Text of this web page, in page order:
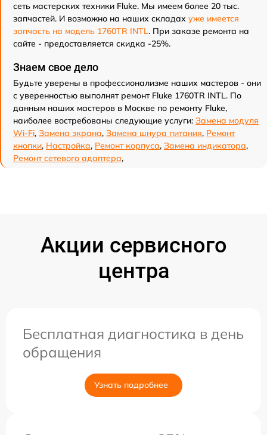
сеть мастерских техники Fluke. Мы имеем более 20 тыс.
запчастей. И возможно на наших складах уже имеется
запчасть на модель 1760TR INTL. При заказе ремонта на
сайте - предоставляется скидка -25%.
Знаем свое дело
Будьте уверены в профессионализме наших мастеров - они
с уверенностью выполнят ремонт Fluke 1760TR INTL. По
данным наших мастеров в Москве по ремонту Fluke,
наиболее востребованы следующие услуги: Замена модуля
Wi-Fi, Замена экрана, Замена шнура питания, Ремонт
кнопки, Настройка, Ремонт корпуса, Замена индикатора,
Ремонт сетевого адаптера,
Акции сервисного
центра
Бесплатная диагностика в день
обращения
Узнать подробнее